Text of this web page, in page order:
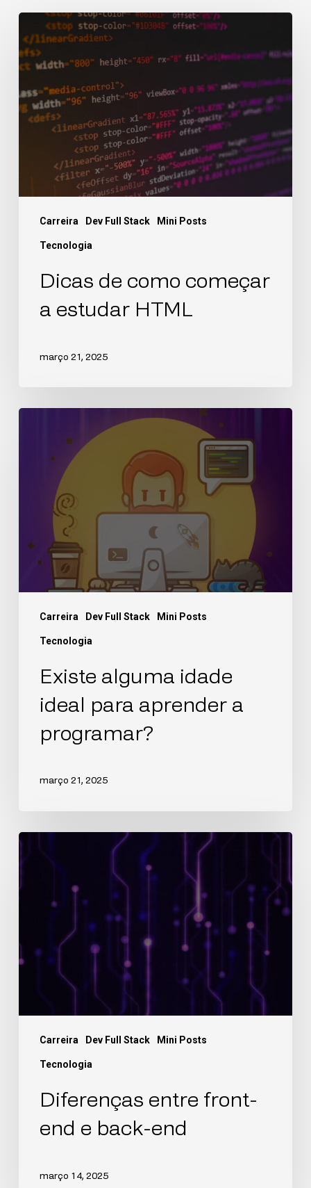
Carreira Dev Full Stack Mini Posts
Tecnologia
Dicas de como começar
a estudar HTML
março 21, 2025
Carreira Dev Full Stack Mini Posts
Tecnologia
Existe alguma idade
ideal para aprender a
programar?
março 21, 2025
Carreira Dev Full Stack Mini Posts
Tecnologia
Diferenças entre front-
end e back-end
março 14, 2025